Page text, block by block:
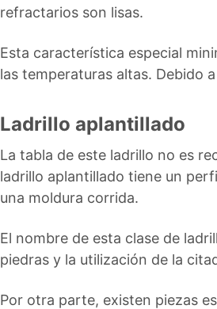
refractarios son lisas.
Esta característica especial
las temperaturas altas. Debido
Ladrillo aplantillado
La tabla de este ladrillo no es
ladrillo aplantillado tiene un
una moldura corrida.
El nombre de esta clase de
piedras y la utilización de la
Por otra parte, existen piezas